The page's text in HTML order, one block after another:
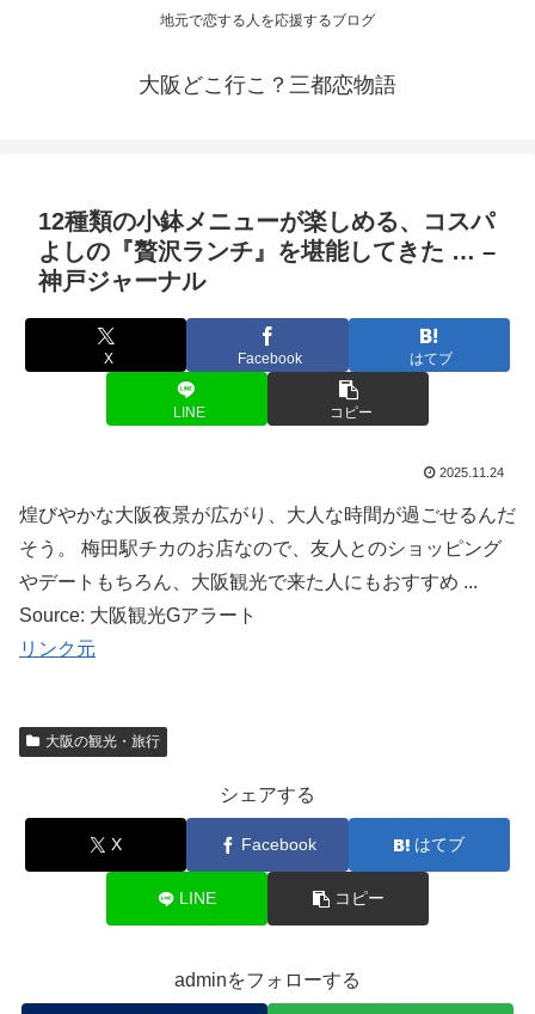
地元で恋する人を応援するブログ
大阪どこ行こ？三都恋物語
12種類の小鉢メニューが楽しめる、コスパ
よしの『贅沢ランチ』を堪能してきた … –
神戸ジャーナル
X Facebook はてブ
LINE コピー
2025.11.24
煌びやかな大阪夜景が広がり、大人な時間が過ごせるんだ
そう。 梅田駅チカのお店なので、友人とのショッピング
やデートもちろん、大阪観光で来た人にもおすすめ ...
Source: 大阪観光Gアラート
リンク元
大阪の観光・旅行
シェアする
X Facebook はてブ
LINE コピー
adminをフォローする